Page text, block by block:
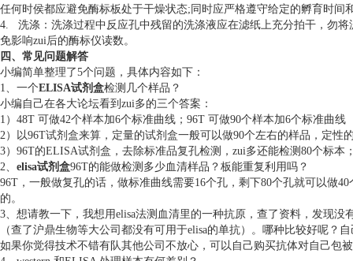
任何时侯都应避免酶标板处于干燥状态;同时应严格遵守给定的孵育时间
4. 洗涤：洗涤过程中反应孔中残留的洗涤液应在滤纸上充分拍干，勿
免影响zui后的酶标仪读数。
四、常见问题解答
小编简单整理了5个问题，具体内容如下：
1、一个ELISA试剂盒检测几个样品？
小编自己在各大论坛看到zui多的三个答案：
1）48T 可做42个样本加6个标准曲线；96T 可做90个样本加6个标准曲线
2）以96T试剂盒来算，定量的试剂盒一般可以做90个左右的样品，定性
3）96T的ELISA试剂盒，去除标准品复孔检测，zui多还能检测80个标本
2、 elisa试剂盒96T的能做检测多少血清样品？板能重复利用吗？
96T，一般做复孔的话，做标准曲线需要16个孔，剩下80个孔就可以做
的。
3、想请教一下，我想用elisa法测血清里的一种抗原，查了资料，发现
（查了沪鼎生物等大公司都没有可用于elisa的单抗）。哪种比较好呢？
如果你觉得技术不错有队其他公司不放心，可以自己购买抗体对自己包